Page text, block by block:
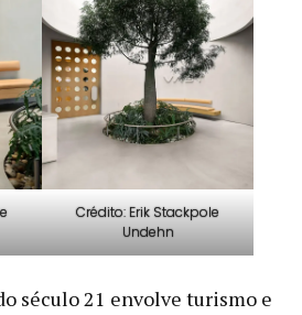
Crédito: Erik Stackpole
Undehn
século 21 envolve turismo e